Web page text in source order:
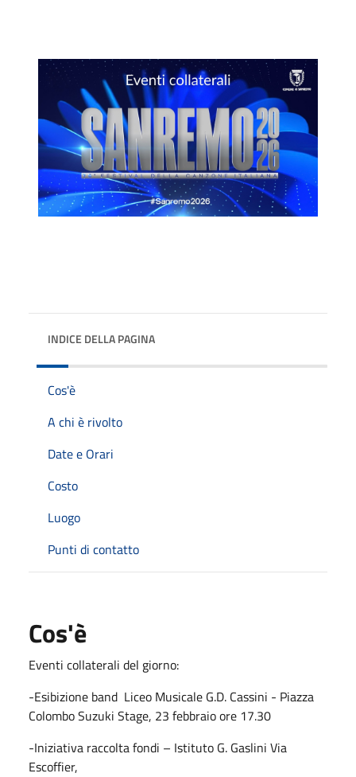
INDICE DELLA PAGINA
Cos'è
A chi è rivolto
Date e Orari
Costo
Luogo
Punti di contatto
Cos'è
Eventi collaterali del giorno:
-Esibizione band Liceo Musicale G.D. Cassini - Piazza
Colombo Suzuki Stage, 23 febbraio ore 17.30
-Iniziativa raccolta fondi – Istituto G. Gaslini Via
Escoffier,